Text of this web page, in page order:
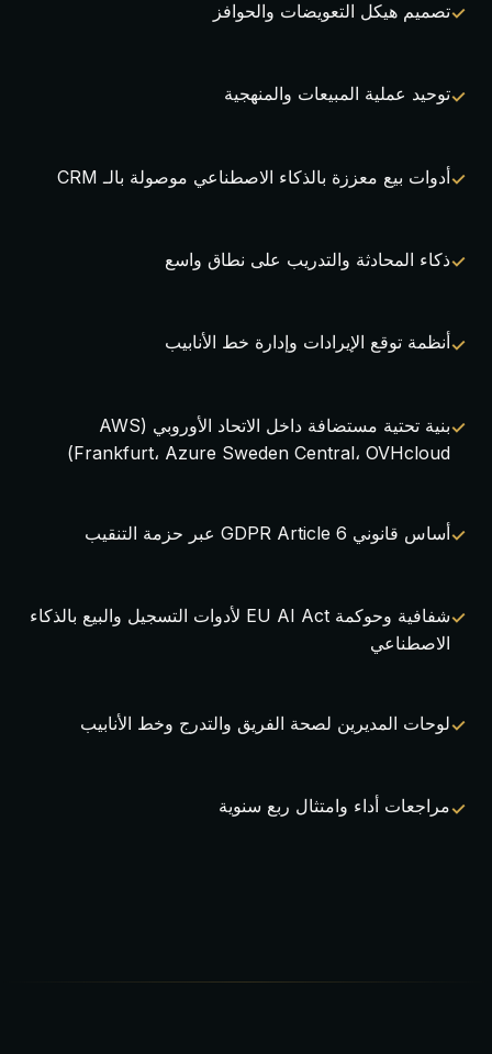
تصميم هيكل التعويضات والحوافز
توحيد عملية المبيعات والمنهجية
أدوات بيع معززة بالذكاء الاصطناعي موصولة بالـ CRM
ذكاء المحادثة والتدريب على نطاق واسع
أنظمة توقع الإيرادات وإدارة خط الأنابيب
بنية تحتية مستضافة داخل الاتحاد الأوروبي (AWS
Frankfurt، Azure Sweden Central، OVHcloud)
أساس قانوني GDPR Article 6 عبر حزمة التنقيب
شفافية وحوكمة EU AI Act لأدوات التسجيل والبيع بالذكاء
الاصطناعي
لوحات المديرين لصحة الفريق والتدرج وخط الأنابيب
مراجعات أداء وامتثال ربع سنوية